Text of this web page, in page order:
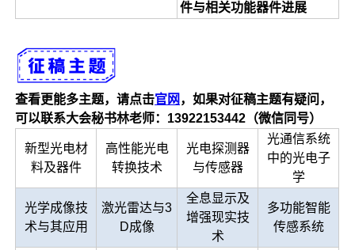
件与相关功能器件进展
查看更能多主题，请点击官网 ，如果对征稿主题有疑问，
可以联系大会秘书林老师： 13922153442 （微信同号）
新型光电材
料及器件
高性能光电
转换技术
光电探测器
与传感器
光通信系统
中的光电子
学
光学成像技
术与其应用
激光雷达与3
D成像
全息显示及
增强现实技
术
多功能智能
传感系统